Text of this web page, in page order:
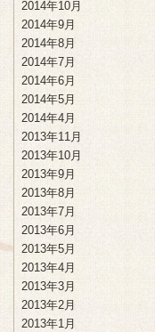
2014年10月
2014年9月
2014年8月
2014年7月
2014年6月
2014年5月
2014年4月
2013年11月
2013年10月
2013年9月
2013年8月
2013年7月
2013年6月
2013年5月
2013年4月
2013年3月
2013年2月
2013年1月